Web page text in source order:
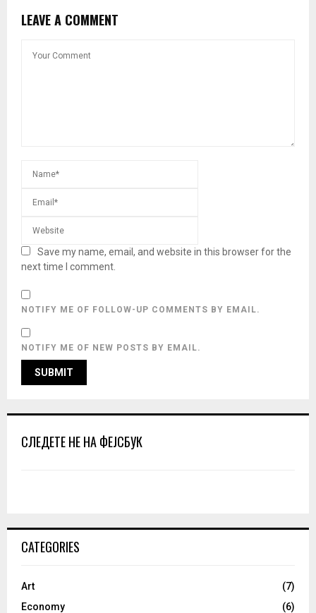
LEAVE A COMMENT
Save my name, email, and website in this browser for the
next time I comment.
NOTIFY ME OF FOLLOW-UP COMMENTS BY EMAIL.
NOTIFY ME OF NEW POSTS BY EMAIL.
СЛЕДЕТЕ НЕ НА ФЕЈСБУК
CATEGORIES
Art
(7)
Economy
(6)